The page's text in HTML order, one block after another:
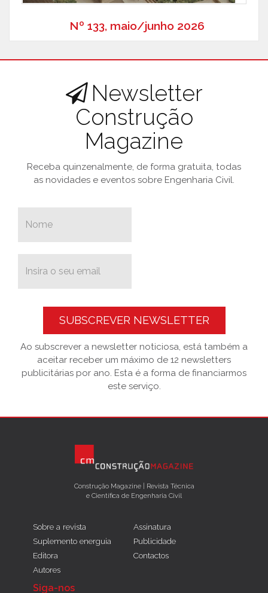
Nº 133, maio/junho 2026
Newsletter
Construção
Magazine
Receba quinzenalmente, de forma gratuita, todas
as novidades e eventos sobre Engenharia Civil.
SUBSCREVER NEWSLETTER
Ao subscrever a newsletter noticiosa, está também a
aceitar receber um máximo de 12 newsletters
publicitárias por ano. Esta é a forma de financiarmos
este serviço.
Construção Magazine | Revista Técnica
e Científica de Engenharia Civil
Sobre a revista
Suplemento energuia
Editora
Autores
Assinatura
Publicidade
Contactos
Siga-nos